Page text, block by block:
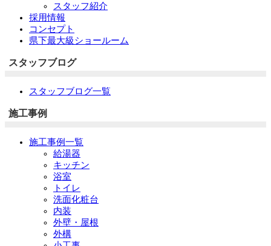
スタッフ紹介
採用情報
コンセプト
県下最大級ショールーム
スタッフブログ
スタッフブログ一覧
施工事例
施工事例一覧
給湯器
キッチン
浴室
トイレ
洗面化粧台
内装
外壁・屋根
外構